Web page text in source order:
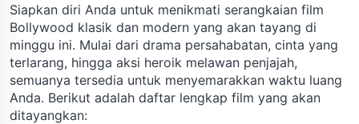
Siapkan diri Anda untuk menikmati serangkaian film
Bollywood klasik dan modern yang akan tayang di
minggu ini. Mulai dari drama persahabatan, cinta yang
terlarang, hingga aksi heroik melawan penjajah,
semuanya tersedia untuk menyemarakkan waktu luang
Anda. Berikut adalah daftar lengkap film yang akan
ditayangkan: